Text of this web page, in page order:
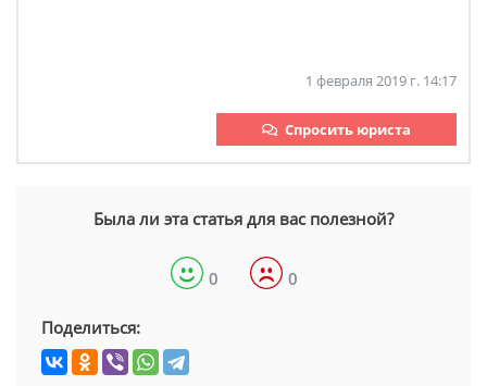
1 февраля 2019 г. 14:17
Спросить юриста
Была ли эта статья для вас полезной?
0 0
Поделиться: